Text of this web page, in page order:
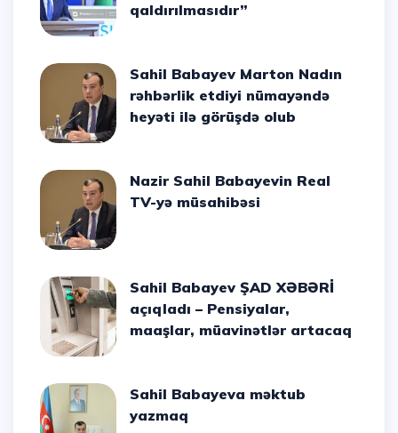
qaldırılmasıdır”
Sahil Babayev Marton Nadın
rəhbərlik etdiyi nümayəndə
heyəti ilə görüşdə olub
Nazir Sahil Babayevin Real
TV-yə müsahibəsi
Sahil Babayev ŞAD XƏBƏRİ
açıqladı – Pensiyalar,
maaşlar, müavinətlər artacaq
Sahil Babayeva məktub
yazmaq